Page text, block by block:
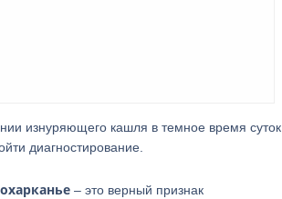
изнуряющего кашля в темное время суток
диагностирование.
– это верный признак